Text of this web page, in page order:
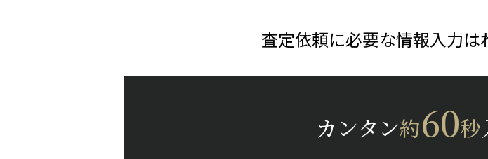
査定依頼に必要な情報入力は
カンタン約60秒